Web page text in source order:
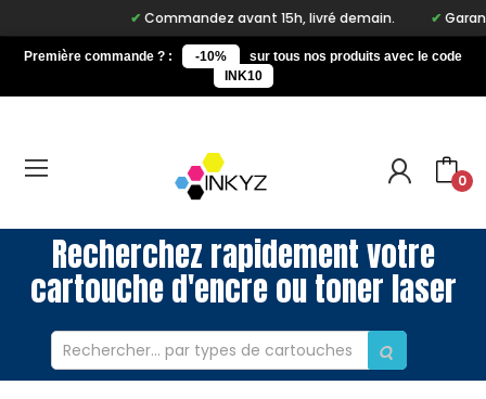
Commandez avant 15h, livré demain.
Première commande ? : -10%
sur tous nos produits avec le code
INK10
0
Recherchez rapidement votre
cartouche d'encre ou toner laser